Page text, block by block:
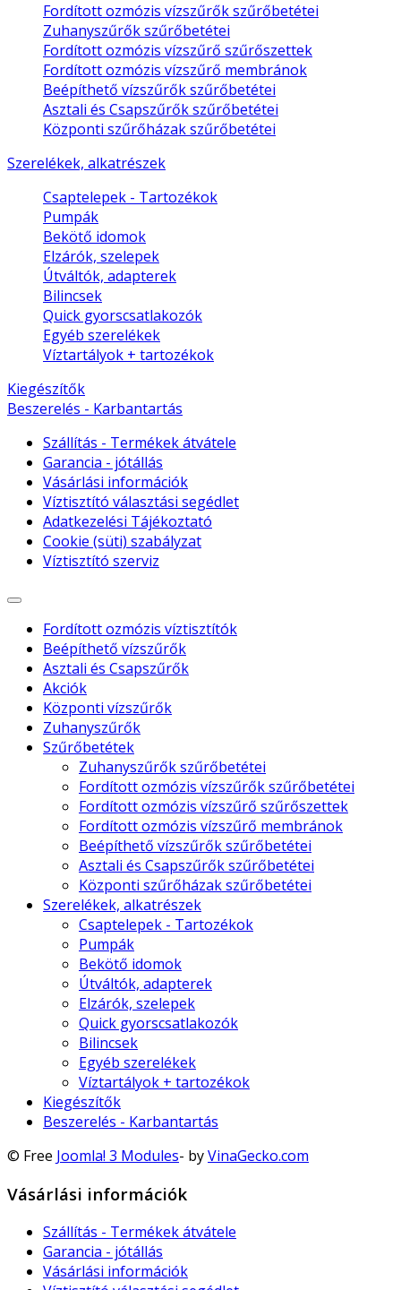
Fordított ozmózis vízszűrők szűrőbetétei
Zuhanyszűrők szűrőbetétei
Fordított ozmózis vízszűrő szűrőszettek
Fordított ozmózis vízszűrő membránok
Beépíthető vízszűrők szűrőbetétei
Asztali és Csapszűrők szűrőbetétei
Központi szűrőházak szűrőbetétei
Szerelékek, alkatrészek
Csaptelepek - Tartozékok
Pumpák
Bekötő idomok
Elzárók, szelepek
Útváltók, adapterek
Bilincsek
Quick gyorscsatlakozók
Egyéb szerelékek
Víztartályok + tartozékok
Kiegészítők
Beszerelés - Karbantartás
Szállítás - Termékek átvátele
Garancia - jótállás
Vásárlási információk
Víztisztító választási segédlet
Adatkezelési Tájékoztató
Cookie (süti) szabályzat
Víztisztító szerviz
Fordított ozmózis víztisztítók
Beépíthető vízszűrők
Asztali és Csapszűrők
Akciók
Központi vízszűrők
Zuhanyszűrők
Szűrőbetétek
Zuhanyszűrők szűrőbetétei
Fordított ozmózis vízszűrők szűrőbetétei
Fordított ozmózis vízszűrő szűrőszettek
Fordított ozmózis vízszűrő membránok
Beépíthető vízszűrők szűrőbetétei
Asztali és Csapszűrők szűrőbetétei
Központi szűrőházak szűrőbetétei
Szerelékek, alkatrészek
Csaptelepek - Tartozékok
Pumpák
Bekötő idomok
Útváltók, adapterek
Elzárók, szelepek
Quick gyorscsatlakozók
Bilincsek
Egyéb szerelékek
Víztartályok + tartozékok
Kiegészítők
Beszerelés - Karbantartás
© Free Joomla! 3 Modules- byVinaGecko.com
Vásárlási információk
Szállítás - Termékek átvátele
Garancia - jótállás
Vásárlási információk